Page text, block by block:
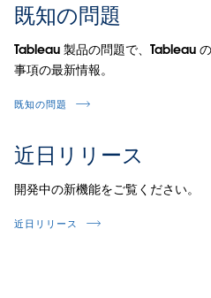
既知の問題
Tableau 製品の問題で、Tableau
事項の最新情報。
既知の問題
近日リリース
開発中の新機能をご覧ください。
近日リリース